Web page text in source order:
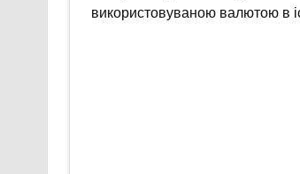
використовуваною валютою в